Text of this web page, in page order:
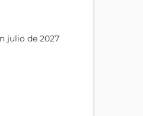
julio de 2027